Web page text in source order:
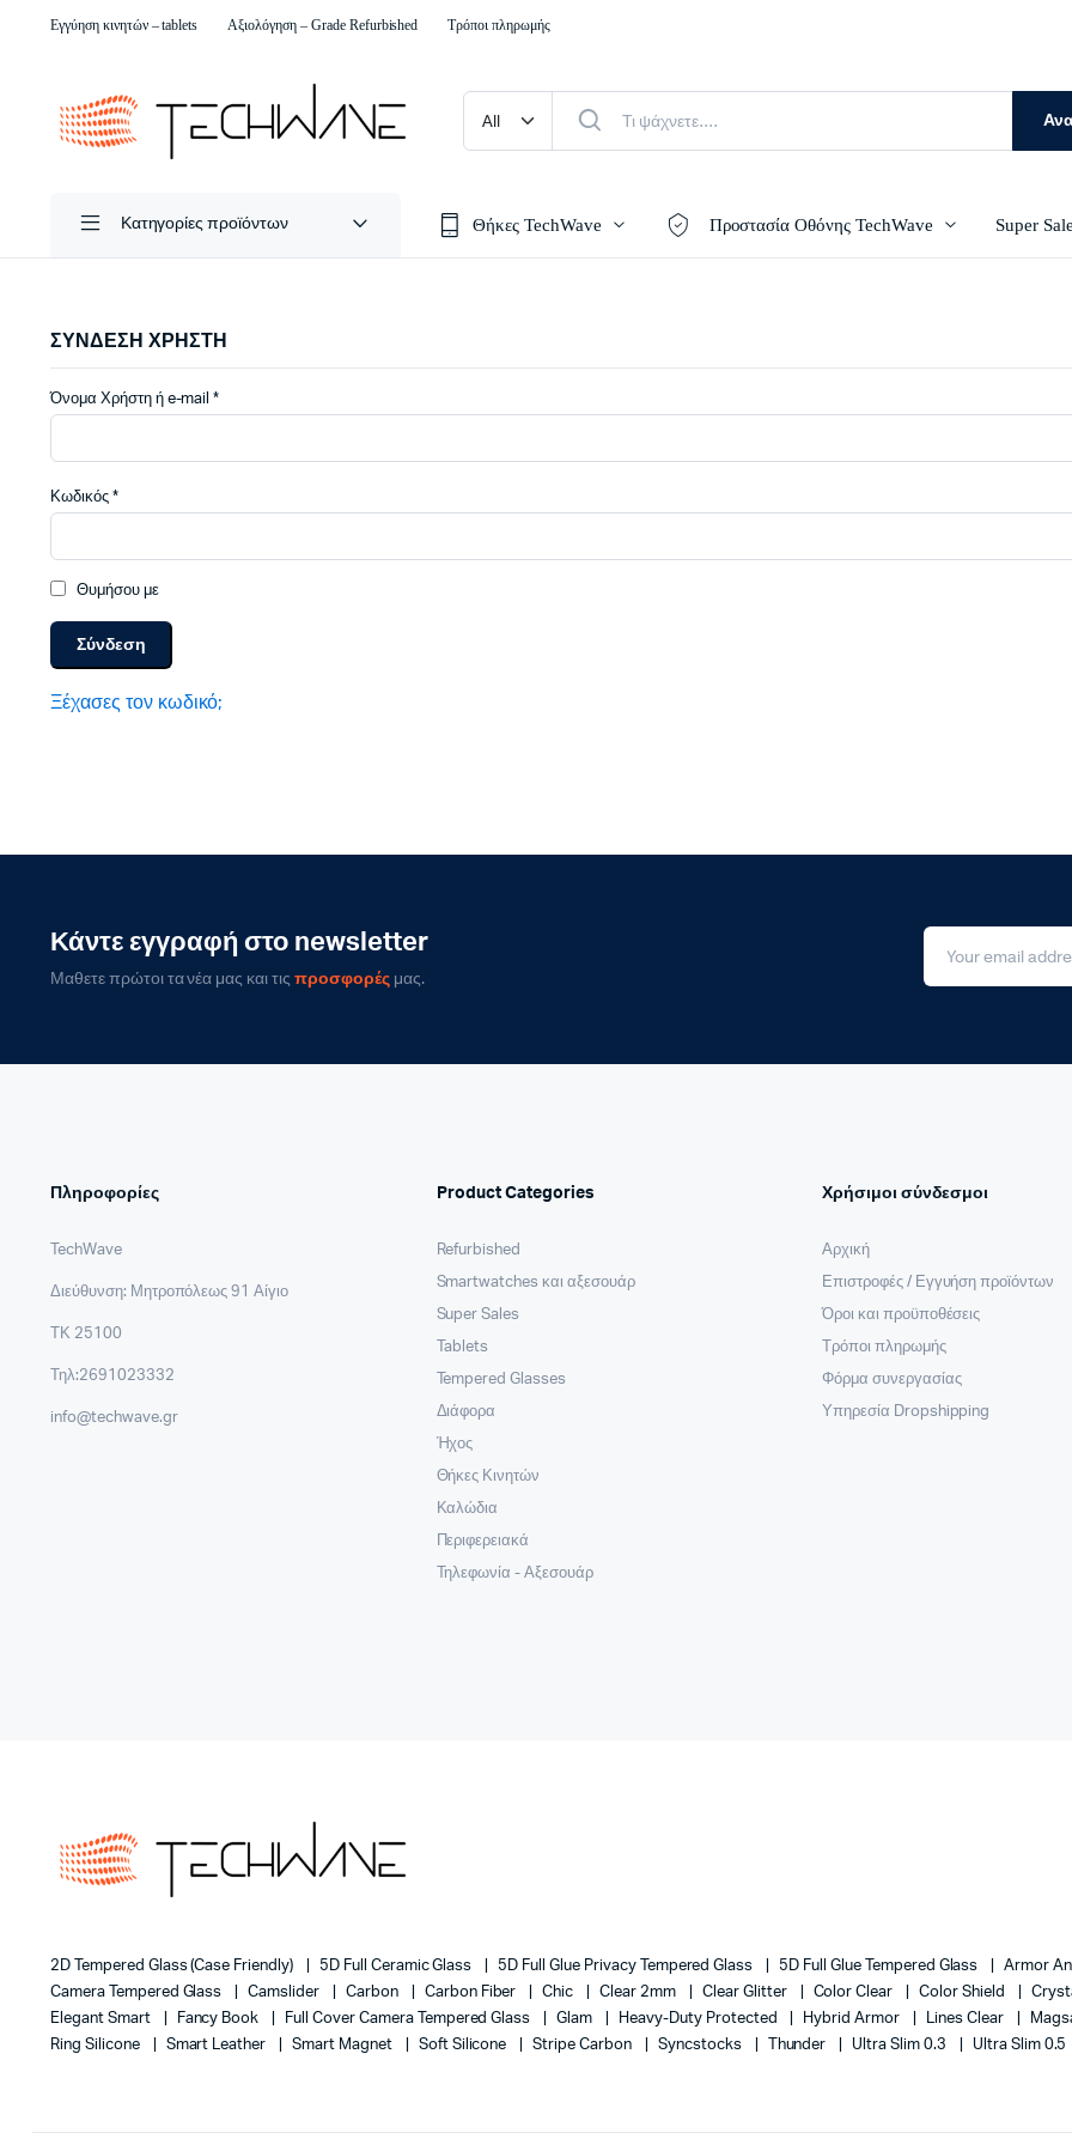
Εγγύηση κινητών – tablets Αξιολόγηση – Grade Refurbished Τρόποι πληρωμής
Κατηγορίες προϊόντων Θήκες TechWave Προστασία Οθόνης TechWave Super
ΣΥΝΔΕΣΗ ΧΡΗΣΤΗ
Όνομα Χρήστη ή e-mail*Απαιτείται
Κωδικός *Απαιτείται
Θυμήσου με
Σύνδεση
Ξέχασες τον κωδικό;
Κάντε εγγραφή στο newsletter
Μαθετε πρώτοι τα νέα μας και τιςπροσφορέςμας.
Πληροφορίες
TechWave
Διεύθυνση: Μητροπόλεως 91 Αίγιο
ΤΚ 25100
Τηλ:2691023332
info@techwave.gr
Product Categories
Refurbished
Smartwatches και αξεσουάρ
Super Sales
Tablets
Tempered Glasses
Διάφορα
Ήχος
Θήκες Κινητών
Καλώδια
Περιφερειακά
Τηλεφωνία - Αξεσουάρ
Χρήσιμοι σύνδεσμοι
Αρχική
Επιστροφές / Εγγυήση προϊόντων
Όροι και προϋποθέσεις
Τρόποι πληρωμής
Φόρμα συνεργασίας
Υπηρεσία Dropshipping
2D Tempered Glass (case Friendly) 5D Full Ceramic Glass 5D Full Glue Privacy Tempered Glass 5D Full Glue Tempered Glass Armor
Camera Tempered Glass
Camslider Carbon Carbon Fiber Chic Clear 2mm Clear Glitter Color Clear Color Shield
Elegant Smart
Fancy Book Full Cover Camera Tempered Glass Glam Heavy-Duty Protected Hybrid Armor Lines Clear
Ring Silicone
Smart Leather Smart Magnet Soft Silicone Stripe Carbon Syncstocks Thunder Ultra Slim 0.3 Ultra Slim 0.5